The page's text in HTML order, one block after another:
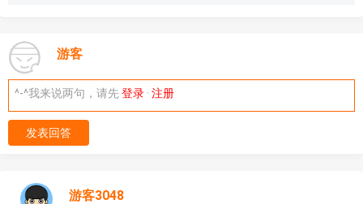
游客
^-^我来说两句，请先登录 · 注册
发表回答
游客3048